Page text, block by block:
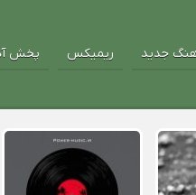
جدید ریمیکس پخش